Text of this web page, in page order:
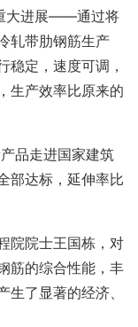
大进展——通过将
轧带肋钢筋生产
稳定，速度可调，
生产效率比原来的
品走进国家建筑
部达标，延伸率比
院院士王国栋，对
筋的综合性能，丰
了显著的经济、